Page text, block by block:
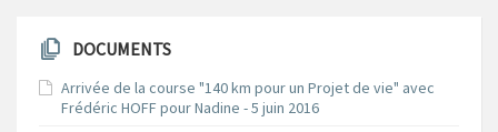
DOCUMENTS
Arrivée de la course "140 km pour un Projet de vie" avec
Frédéric HOFF pour Nadine - 5 juin 2016